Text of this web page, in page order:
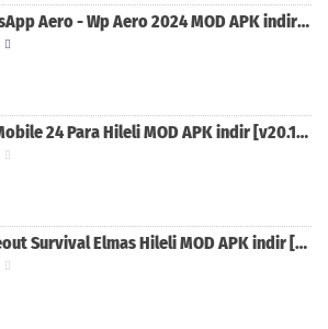
WhatsApp Aero - Wp Aero 2024 MOD APK indir [v10.0.2]
FIFA Mobile 24 Para Hileli MOD APK indir [v20.1.02]
Whiteout Survival Elmas Hileli MOD APK indir [v1.13.1]